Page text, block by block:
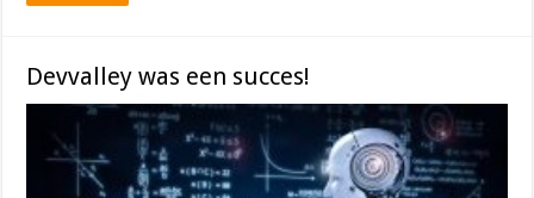
Devvalley was een succes!